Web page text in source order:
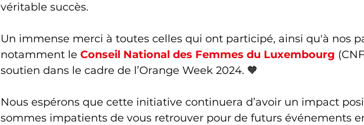
véritable succès.
Un immense merci à toutes celles qui ont participé, ainsi qu'à nos
notamment le Conseil National des Femmes du Luxembourg
soutien dans le cadre de l’Orange Week 2024. 🧡
Nous espérons que cette initiative continuera d’avoir un impact
sommes impatients de vous retrouver pour de futurs événements